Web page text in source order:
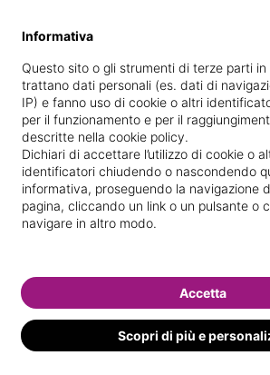
Specializzata in
benessere
Vedi le informazioni di anca
Informativa
Questo sito o gli strumenti di terze parti
trattano dati personali (es. dati di
IP) e fanno uso di cookie o altri
per il funzionamento e per il
descritte nella cookie policy.
Dichiari di accettare l’utilizzo di cookie o
identificatori chiudendo o nascondendo
informativa, proseguendo la navigazione
pagina, cliccando un link o un pulsante o
navigare in altro modo.
Scopri di più e
Accetta